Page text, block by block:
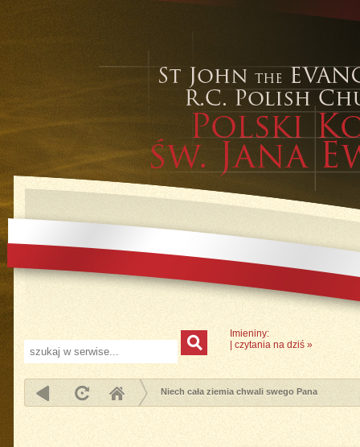
Imieniny:
czytania na dziś »
Niech cała ziemia chwali swego Pana